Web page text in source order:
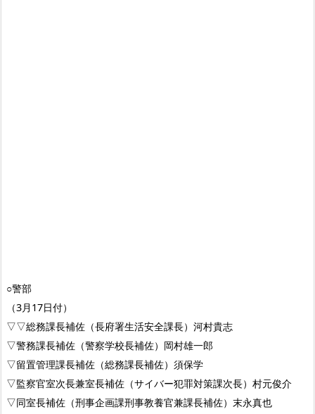
○警部
（3月17日付）
▽▽総務課長補佐（長府署生活安全課長）河村貴志
▽警務課長補佐（警察学校長補佐）岡村雄一郎
▽留置管理課長補佐（総務課長補佐）須保学
▽監察官室次長兼室長補佐（サイバー犯罪対策課次長）村元俊介
▽同室長補佐（刑事企画課刑事教養官兼課長補佐）末永真也